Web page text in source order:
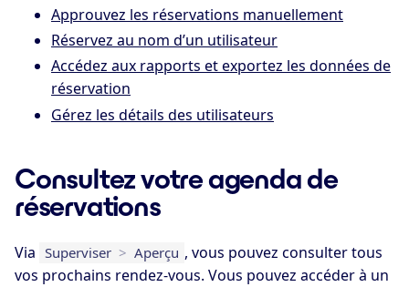
Approuvez les réservations manuellement
Réservez au nom d’un utilisateur
Accédez aux rapports et exportez les données de
réservation
Gérez les détails des utilisateurs
Consultez votre agenda de
réservations
Via Superviser > Aperçu , vous pouvez consulter tous
vos prochains rendez-vous. Vous pouvez accéder à un